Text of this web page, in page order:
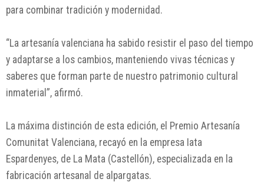
para combinar tradición y modernidad.
“La artesanía valenciana ha sabido resistir el paso del tiempo
y adaptarse a los cambios, manteniendo vivas técnicas y
saberes que forman parte de nuestro patrimonio cultural
inmaterial”, afirmó.
La máxima distinción de esta edición, el Premio Artesanía
Comunitat Valenciana, recayó en la empresa Iata
Espardenyes, de La Mata (Castellón), especializada en la
fabricación artesanal de alpargatas.